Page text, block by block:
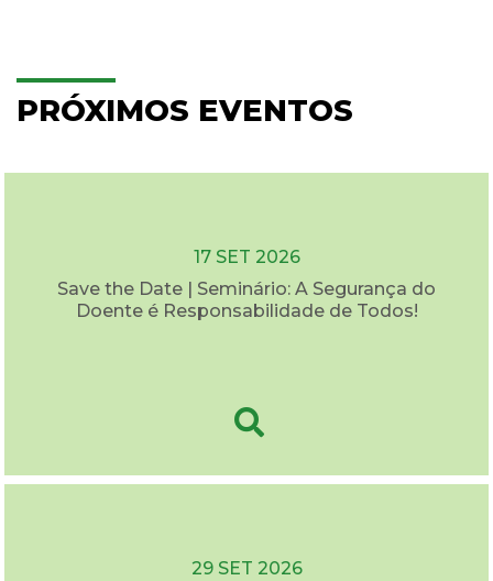
PRÓXIMOS EVENTOS
17 SET 2026
Save the Date | Seminário: A Segurança do
Doente é Responsabilidade de Todos!
29 SET 2026